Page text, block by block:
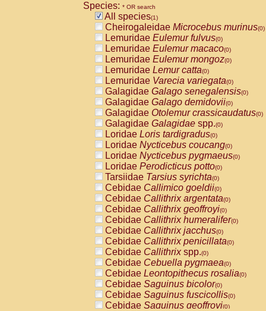
Species: * OR search
All species(1)
Cheirogaleidae Microcebus murinus(0)
Lemuridae Eulemur fulvus(0)
Lemuridae Eulemur macaco(0)
Lemuridae Eulemur mongoz(0)
Lemuridae Lemur catta(0)
Lemuridae Varecia variegata(0)
Galagidae Galago senegalensis(0)
Galagidae Galago demidovii(0)
Galagidae Otolemur crassicaudatus(0)
Galagidae Galagidae spp.(0)
Loridae Loris tardigradus(0)
Loridae Nycticebus coucang(0)
Loridae Nycticebus pygmaeus(0)
Loridae Perodicticus potto(0)
Tarsiidae Tarsius syrichta(0)
Cebidae Callimico goeldii(0)
Cebidae Callithrix argentata(0)
Cebidae Callithrix geoffroyi(0)
Cebidae Callithrix humeralifer(0)
Cebidae Callithrix jacchus(0)
Cebidae Callithrix penicillata(0)
Cebidae Callithrixspp.(0)
Cebidae Cebuella pygmaea(0)
Cebidae Leontopithecus rosalia(0)
Cebidae Saguinus bicolor(0)
Cebidae Saguinus fuscicollis(0)
Cebidae Saguinus geoffroyi(0)